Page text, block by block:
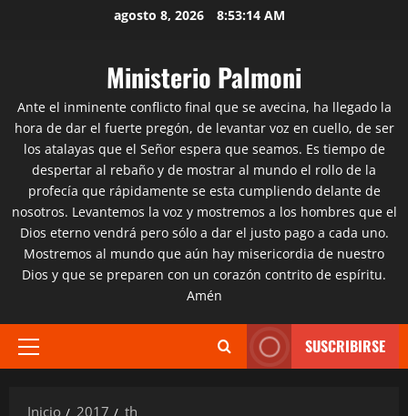
agosto 8, 2026 8:53:15 AM
Ministerio Palmoni
Ante el inminente conflicto final que se avecina, ha llegado la
hora de dar el fuerte pregón, de levantar voz en cuello, de ser
los atalayas que el Señor espera que seamos. Es tiempo de
despertar al rebaño y de mostrar al mundo el rollo de la
profecía que rápidamente se esta cumpliendo delante de
nosotros. Levantemos la voz y mostremos a los hombres que el
Dios eterno vendrá pero sólo a dar el justo pago a cada uno.
Mostremos al mundo que aún hay misericordia de nuestro
Dios y que se preparen con un corazón contrito de espíritu.
Amén
Menú
SUSCRIBIRSE
Inicio 2017 th